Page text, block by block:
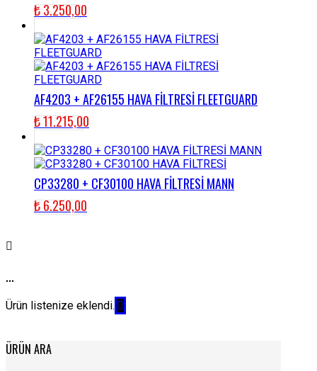
₺3.250,00
AF4203 + AF26155 HAVA FİLTRESİ FLEETGUARD
₺11.215,00
CP33280 + CF30100 HAVA FİLTRESİ MANN
₺6.250,00
...
Ürün listenize eklendi.
ÜRÜN ARA